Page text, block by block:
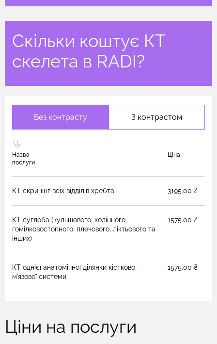
Скільки коштує КТ
скелета в RADI?
Без контрасту З контрастом
Назва
послуги
Ціна
КТ скринінг всіх відділів хребта 3195.00 ₴
КТ суглоба (кульшового, колінного,
гомілковостопного, плечового, ліктьового та
інших)
1575.00 ₴
КТ однієї анатомічної ділянки кістково-
м'язової системи
1575.00 ₴
Ціни на послуги